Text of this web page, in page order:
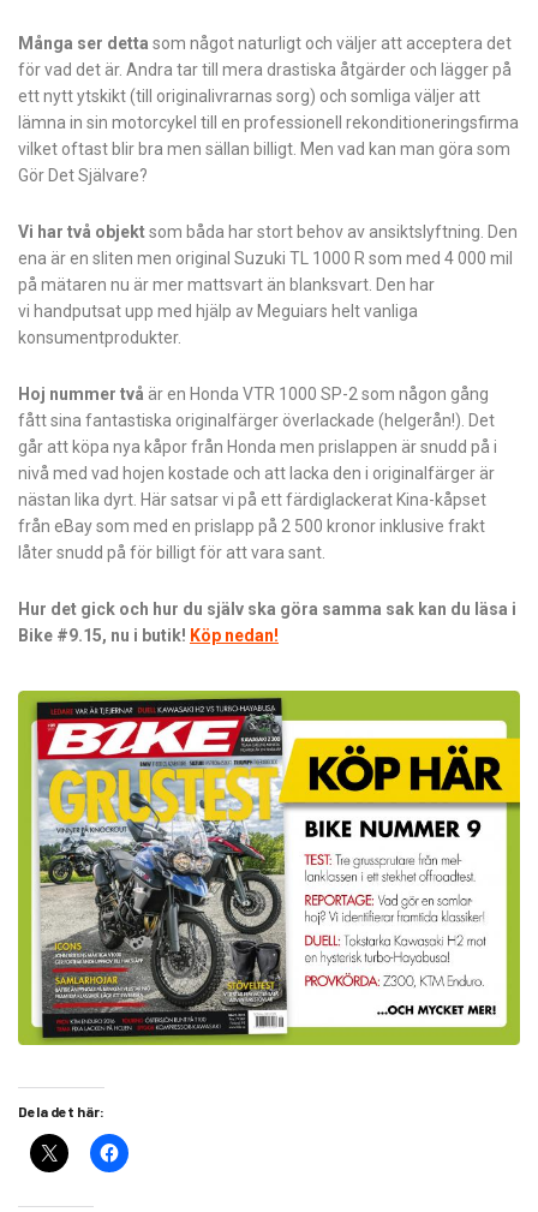
Många ser detta som något naturligt och väljer att acceptera det
för vad det är. Andra tar till mera drastiska åtgärder och lägger på
ett nytt ytskikt (till originalivrarnas sorg) och somliga väljer att
lämna in sin motorcykel till en professionell rekonditioneringsfirma
vilket oftast blir bra men sällan billigt. Men vad kan man göra som
Gör Det Självare?
Vi har två objektsom båda har stort behov av ansiktslyftning. Den
ena är en sliten men original Suzuki TL 1000 R som med 4 000 mil
på mätaren nu är mer mattsvart än blanksvart. Den har
vi handputsat upp med hjälp av Meguiars helt vanliga
konsumentprodukter.
Hoj nummer två är en Honda VTR 1000 SP-2 som någon gång
fått sina fantastiska originalfärger överlackade (helgerån!). Det
går att köpa nya kåpor från Honda men prislappen är snudd på i
nivå med vad hojen kostade och att lacka den i originalfärger är
nästan lika dyrt. Här satsar vi på ett färdiglackerat Kina-kåpset
från eBay som med en prislapp på 2 500 kronor inklusive frakt
låter snudd på för billigt för att vara sant.
Hur det gick och hur du själv ska göra samma sak kan du läsa i
Bike #9.15, nu i butik! Köp nedan!
Dela det här: